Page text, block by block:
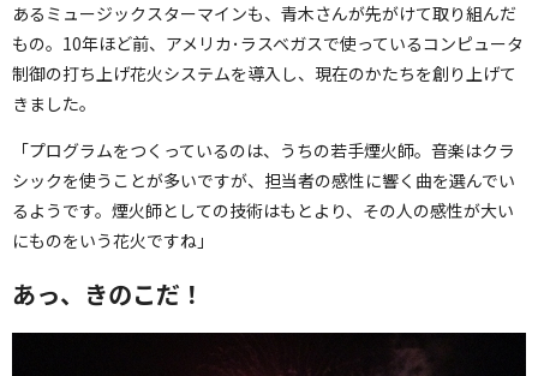
あるミュージックスターマインも、青木さんが先がけて取り組んだ
もの。10年ほど前、アメリカ･ラスベガスで使っているコンピュータ
制御の打ち上げ花火システムを導入し、現在のかたちを創り上げて
きました。
「プログラムをつくっているのは、うちの若手煙火師。音楽はクラ
シックを使うことが多いですが、担当者の感性に響く曲を選んでい
るようです。煙火師としての技術はもとより、その人の感性が大い
にものをいう花火ですね」
あっ、きのこだ！